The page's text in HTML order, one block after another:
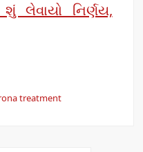
લેવાયો નિર્ણય,
treatment